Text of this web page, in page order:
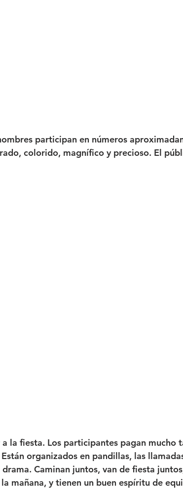
participan en números
colorido, magnífico y precioso. El
a la fiesta. Los participantes pagan mucho
organizados en pandillas, las
Caminan juntos, van de fiesta
mañana, y tienen un buen espíritu de